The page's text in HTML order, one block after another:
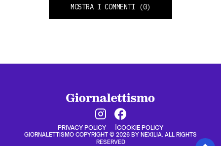
MOSTRA I COMMENTI (0)
PRIVACY POLICY COOKIE POLICY
GIORNALETTISMO COPYRIGHT © 2026 BY NEXILIA. ALL RIGHTS
RESERVED